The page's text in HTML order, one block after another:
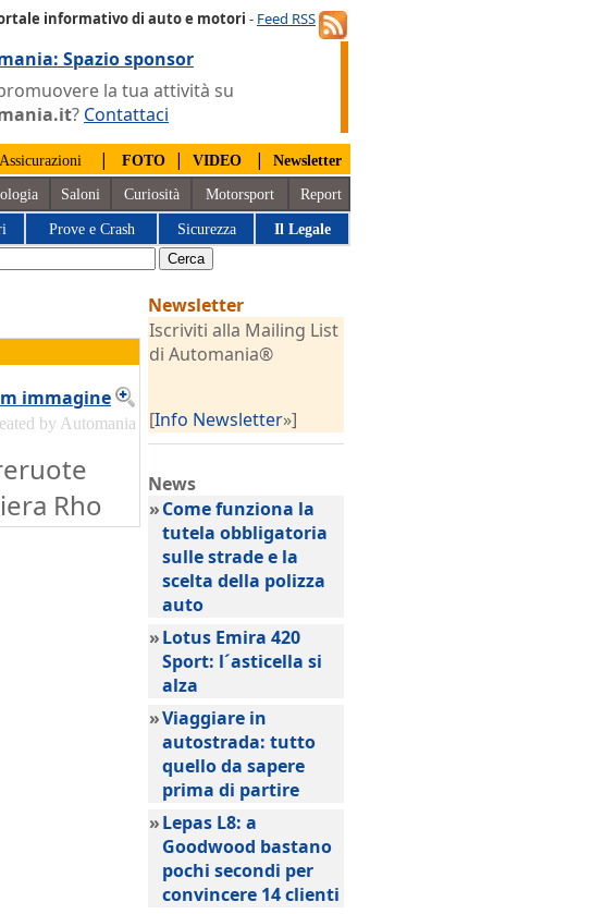
informativo di auto e motori - Feed RSS
Spazio sponsor
la tua attività su
? Contattaci
Assicurazioni | FOTO | VIDEO | Newsletter
Saloni Curiosità Motorsport Report
Prove e Crash Sicurezza Il Legale
immagine
by Automania
Rho
Newsletter
Iscriviti alla Mailing List
di Automania®
[Info Newsletter»]
News
»Come funziona la
tutela obbligatoria
sulle strade e la
scelta della polizza
auto
»Lotus Emira 420
Sport: l´asticella si
alza
»Viaggiare in
autostrada: tutto
quello da sapere
prima di partire
»Lepas L8: a
Goodwood bastano
pochi secondi per
convincere 14 clienti